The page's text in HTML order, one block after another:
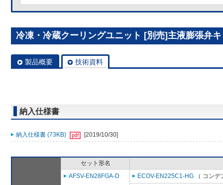
冷凍・冷蔵クーリングユニット [別売]主液膨張弁
製品概要 技術資料
納入仕様書
納入仕様書 (73KB) [2019/10/30]
セット形名
AFSV-EN28FGA-D
ECOV-EN225C1-HG （ コン